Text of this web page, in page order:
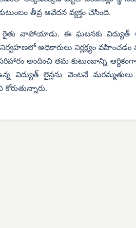
తీవ్ర ఆవేదన వ్యక్తం చేసింది.
వాపోయాడు. ఈ ఘటనకు విద్యుత్
అధికారులు నిర్లక్ష్యం
అందించి తమ కుటుంబాన్ని
విద్యుత్ లైన్లను వెంటనే